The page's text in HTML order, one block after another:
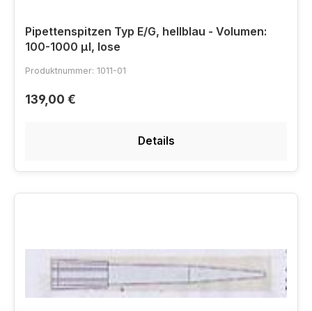
Pipettenspitzen Typ E/G, hellblau - Volumen:
100-1000 µl, lose
Produktnummer: 1011-01
139,00 €
Details